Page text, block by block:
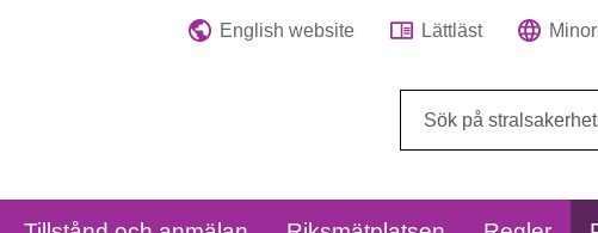
English website Lättläst